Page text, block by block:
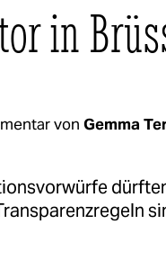
in
von Gemma